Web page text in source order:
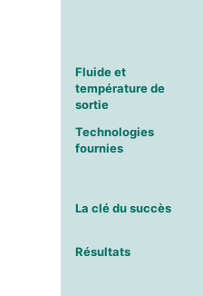
Fluide et
température de
sortie
Technologies
fournies
La clé du succès
Résultats